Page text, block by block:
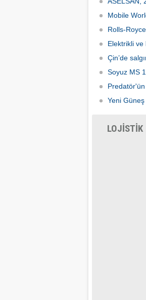
Mobile
Rolls-
Elektrikli ve
Çin’de
Soyuz MS
Yeni
LOJİSTİK